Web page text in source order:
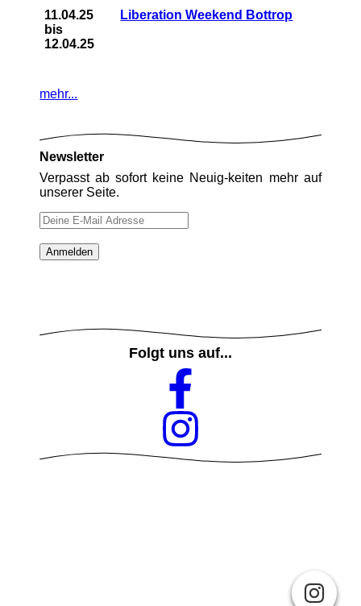
11.04.25
bis
12.04.25
Liberation Weekend Bottrop
mehr...
Newsletter
Verpasst ab sofort keine Neuig-keiten mehr auf
unserer Seite.
Folgt uns auf...